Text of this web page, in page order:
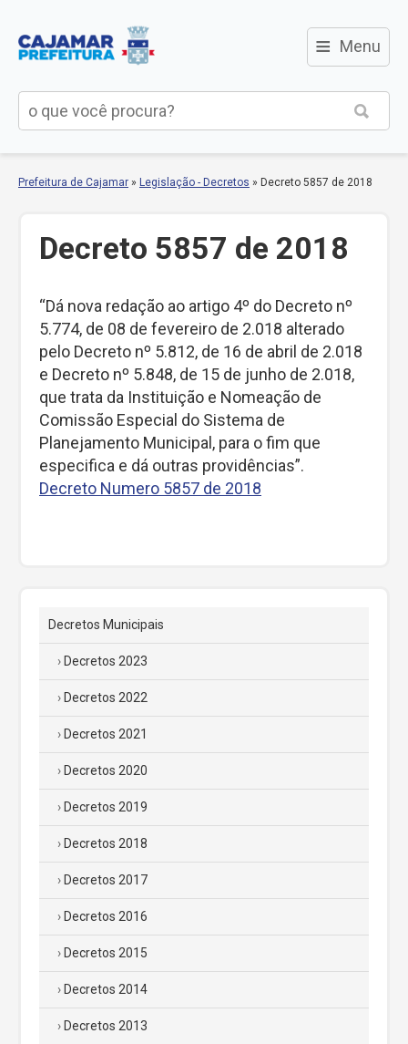
≡ Menu
Prefeitura de Cajamar » Legislação - Decretos » Decreto 5857 de 2018
Decreto 5857 de 2018
“Dá nova redação ao artigo 4º do Decreto nº
5.774, de 08 de fevereiro de 2.018 alterado
pelo Decreto nº 5.812, de 16 de abril de 2.018
e Decreto nº 5.848, de 15 de junho de 2.018,
que trata da Instituição e Nomeação de
Comissão Especial do Sistema de
Planejamento Municipal, para o fim que
especifica e dá outras providências”.
Decreto Numero 5857 de 2018
Decretos Municipais
Decretos 2023
Decretos 2022
Decretos 2021
Decretos 2020
Decretos 2019
Decretos 2018
Decretos 2017
Decretos 2016
Decretos 2015
Decretos 2014
Decretos 2013